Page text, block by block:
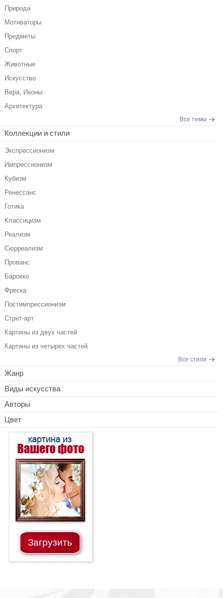
Природа
Мотиваторы
Предметы
Спорт
Животные
Искусство
Вера, Иконы
Архитектура
Все темы
Коллекции и стили
Экспрессионизм
Импрессионизм
Кубизм
Ренессанс
Готика
Классицизм
Реализм
Сюрреализм
Прованс
Барокко
Фреска
Постимпрессионизм
Стрит-арт
Картины из двух частей
Картины из четырех частей
Все стили
Жанр
Виды искусства
Авторы
Цвет
Загрузить